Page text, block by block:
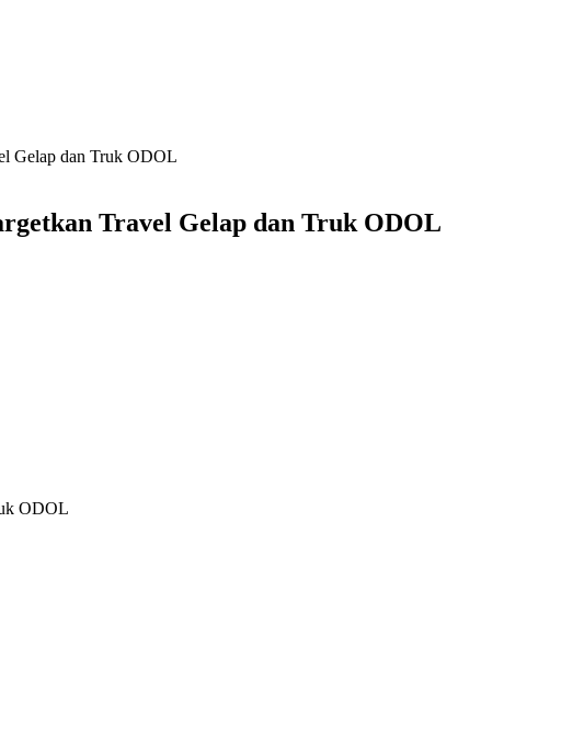
Gelap dan Truk ODOL
Travel Gelap dan Truk ODOL
ODOL